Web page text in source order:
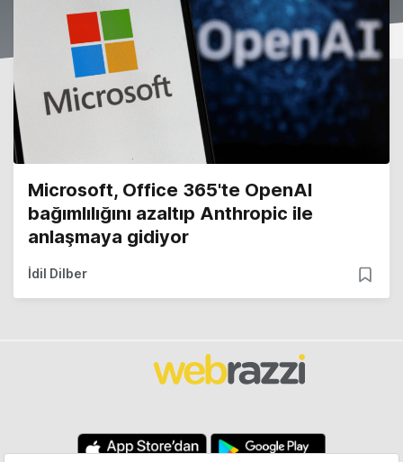
Microsoft, Office 365'te OpenAI
bağımlılığını azaltıp Anthropic ile
anlaşmaya gidiyor
İdil Dilber